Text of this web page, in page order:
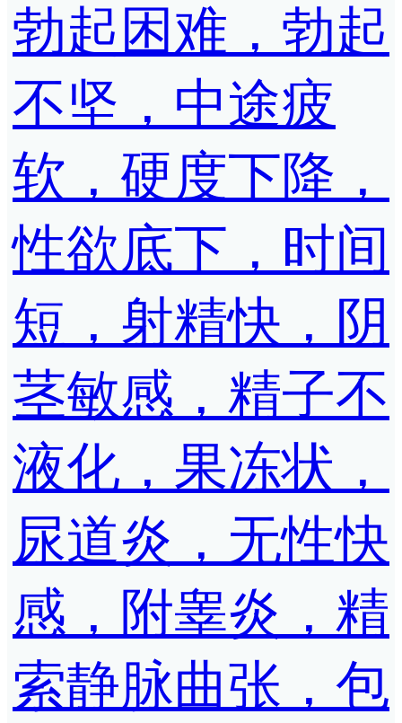
勃起困难，勃起
不坚，中途疲
软，硬度下降，
性欲底下，时间
短，射精快，阴
茎敏感，精子不
液化，果冻状，
尿道炎，无性快
感，附睾炎，精
索静脉曲张，包